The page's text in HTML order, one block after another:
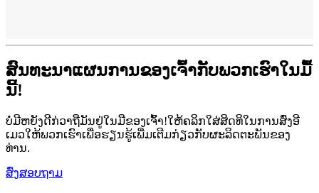
ສົນທະນາແຜນການຂອງເຈົ້າກັບພວກເຮົາໃນມື້
ນີ້!
ບໍ່ມີຫຍັງດີກ່ວາຖືມັນຢູ່ໃນມືຂອງເຈົ້າ!ໃຫ້ຄລິກໃສ່ສິດທິໃນການສົ່ງອີ
ເມວໃຫ້ພວກເຮົາເພື່ອຮຽນຮູ້ເພີ່ມເຕີມກ່ຽວກັບຜະລິດຕະພັນຂອງ
ທ່ານ.
ສົ່ງສອບຖາມ